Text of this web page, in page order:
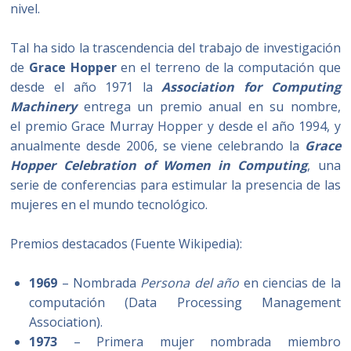
nivel.
Tal ha sido la trascendencia del trabajo de investigación
de Grace Hopperen el terreno de la computación que
desde el año 1971 laAssociation for Computing
Machineryentrega un premio anual en su nombre,
el premio Grace Murray Hopper y desde el año 1994, y
anualmente desde 2006, se viene celebrando la Grace
Hopper Celebration of Women in Computing, una
serie de conferencias para estimular la presencia de las
mujeres en el mundo tecnológico.
Premios destacados (Fuente Wikipedia):
1969 – Nombrada Persona del año en ciencias de la
computación (Data Processing Management
Association).
1973 – Primera mujer nombrada miembro